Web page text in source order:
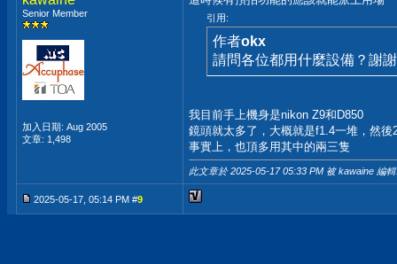
Senior Member
加入日期: Aug 2005
文章: 1,498
引用:
作者okx
請問各位都用什麼設備？謝
我目前手上機身是nikon Z9和D850
鏡頭就太多了，大概就是f1.4一堆，然後
事實上，也頂多用其中的兩三隻
此文章於 2025-05-1705:33 PM 被 kawaine 編
2025-05-17, 05:14 PM #9